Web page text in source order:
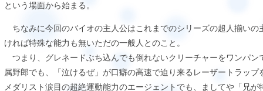
という場面から始まる。
ちなみに今回のバイオの主人公はこれまでのシリーズの超人揃いの
ければ特殊な能力も無いただの一般人とのこと。
つまり、グレネードぶち込んでも倒れないクリーチャーをワンパン
属野郎でも、「泣けるぜ」が口癖の高速で迫り来るレーザートラッ
メダリスト涙目の超絶運動能力のエージェントでも、ましてや「兄